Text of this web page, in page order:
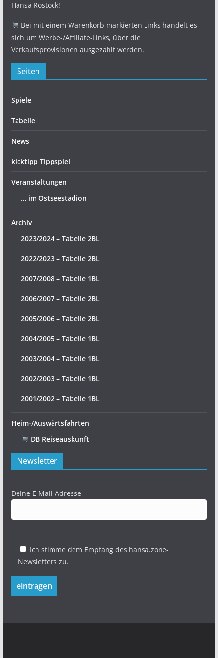
Hansa Rostock!
Bei mit einem Warenkorb markierten Links handelt es
sich um Werbe-/Affiliate-Links, über die
Verkaufsprovisionen ausgezahlt werden.
Seiten
Spiele
Tabelle
News
kicktipp Tippspiel
Veranstaltungen
… im Ostseestadion
Archiv
2023/2024 – Tabelle 2BL
2022/2023 – Tabelle 2BL
2007/2008 – Tabelle 1BL
2006/2007 – Tabelle 2BL
2005/2006 – Tabelle 2BL
2004/2005 – Tabelle 1BL
2003/2004 – Tabelle 1BL
2002/2003 – Tabelle 1BL
2001/2002 – Tabelle 1BL
Heim-/Auswärtsfahrten
DB Reiseauskunft
Newsletter
Deine E-Mail-Adresse
Ich stimme dem Empfang des hansa.zone-
Newsletters zu.